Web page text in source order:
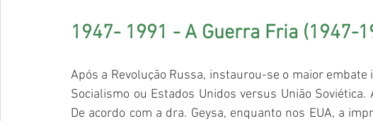
1947- 1991 - A Guerra Fria (1947-
Após a Revolução Russa, instaurou-se o maior
Socialismo ou Estados Unidos versus União
De acordo com a dra. Geysa, enquanto nos EUA, a